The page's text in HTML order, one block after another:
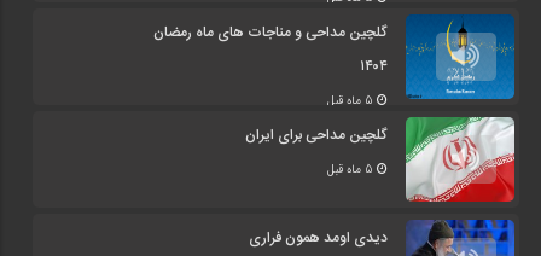
گلچین مداحی و مناجات های ماه رمضان
۱۴۰۴
گلچین مداحی برای ایران
دیدی اومد همون فراری